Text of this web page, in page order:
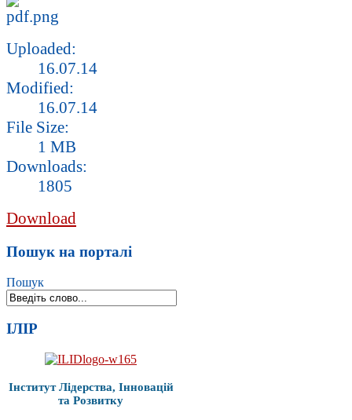
Uploaded:
16.07.14
Modified:
16.07.14
File Size:
1 MB
Downloads:
1805
Download
Пошук на порталі
Пошук
ІЛІР
Інститут Лідерства, Інновацій
та Розвитку